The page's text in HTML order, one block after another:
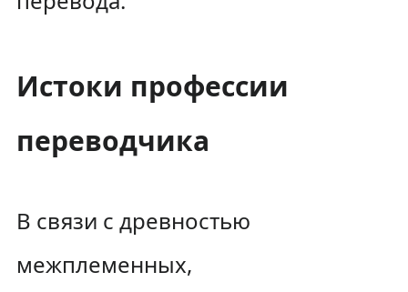
Истоки профессии
переводчика
В связи с древностью
межплеменных,